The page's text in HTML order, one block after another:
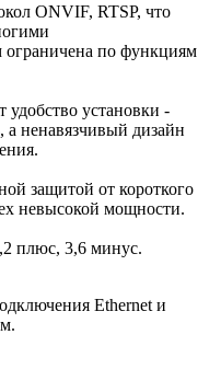
ONVIF, RTSP, что
ограничена по функциям
удобство установки -
а ненавязчивый дизайн
защитой от короткого
невысокой мощности.
плюс, 3,6 минус.
Ethernet и